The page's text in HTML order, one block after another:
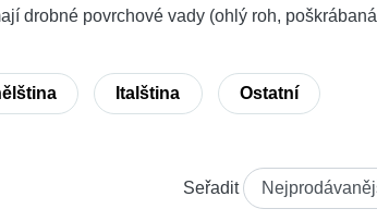
drobné povrchové vady (ohlý roh, poškrábaná
Italština Ostatní
Seřadit